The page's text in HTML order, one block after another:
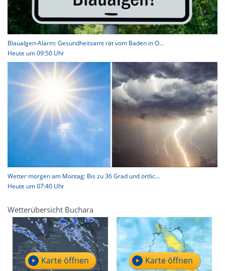
Blaualgen-Alarm: Gesundheitsamt rät vom Baden in O...
Heute um 09:50 Uhr
Wetter morgen am Montag: Bis zu 36 Grad und örtlic...
Heute um 07:40 Uhr
Wetterübersicht Buchara
Karte öffnen Karte öffnen